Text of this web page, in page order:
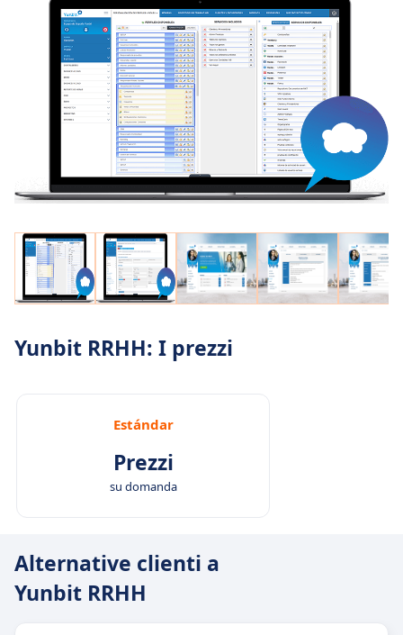
Yunbit RRHH: I prezzi
Estándar
Prezzi
su domanda
Alternative clienti a
Yunbit RRHH